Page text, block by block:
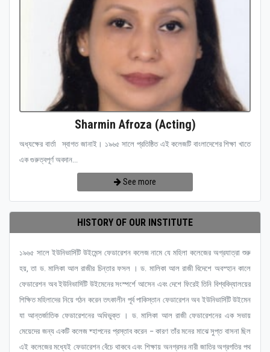
Sharmin Afroza (Acting)
অধ্যক্ষের বার্তা স্বাগত জানাই। ১৯৬৫ সালে প্রতিষ্ঠিত এই কলেজটি বাংলাদেশের শিক্ষা খাতে
এক গুরুত্বপূর্ণ অবদান...
See more
HISTORY OF OUR INSTITUTE
১৯৬৫ সালে ইউনিভার্সিটি উইমেন্স ফেডারেশন কলেজ নামে যে মহিলা কলেজের অগ্রযাত্রা শুরু
হয়, তা ড. মালিকা আল রাজীর চিন্তার ফসল । ড. মালিকা আল রাজী বিদেশে অবস্হান কালে
ফেডারেশন অব ইউনিভার্সিটি উইমেনের সংস্পর্শে আসেন এবং দেশে ফিরেই তিনি বিশ্ববিদ্যালয়ের
শিক্ষিত মহিলাদের নিয়ে গঠন করেন তৎকালীন পূর্ব পাকিস্তান ফেডারেশন অব ইউনিভার্সিটি উইমেন
যা আন্তর্জাতিক ফেডারেশনের অধিভুক্ত । ড. মালিকা আল রাজী ফেডারেশনের এক সভায়
মেয়েদের জন্য একটি কলেজ ষ্হাপনের প্রস্তাব করেন – কারণ তাঁর মনের মাঝে সুপ্ত বাসনা ছিল
এই কলেজের মধ্যেই ফেডারেশন বেঁচে থাকবে এবং শিক্ষায় অনগ্রসর নারী জাতির অগ্রগতির পথ